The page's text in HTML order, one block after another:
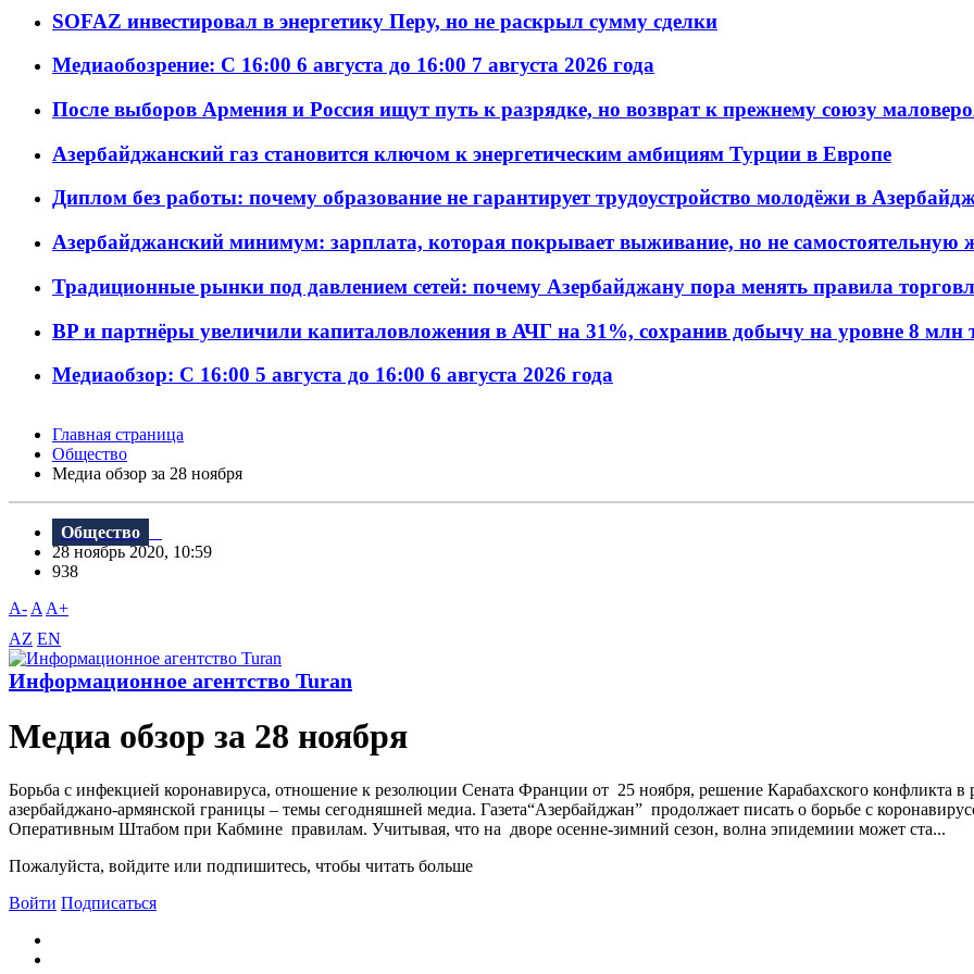
SOFAZ инвестировал в энергетику Перу, но не раскрыл сумму сделки
Медиаобозрение: С 16:00 6 августа до 16:00 7 августа 2026 года
После выборов Армения и Россия ищут путь к разрядке, но возврат к прежнему союзу
Азербайджанский газ становится ключом к энергетическим амбициям Турции в Европе
Диплом без работы: почему образование не гарантирует трудоустройство молодёжи в
Азербайджанский минимум: зарплата, которая покрывает выживание, но не самостоятельную
Традиционные рынки под давлением сетей: почему Азербайджану пора менять правила
BP и партнёры увеличили капиталовложения в АЧГ на 31%, сохранив добычу на уровне 8 млн
Медиаобзор: С 16:00 5 августа до 16:00 6 августа 2026 года
Главная страница
Общество
Meдиа обзор за 28 ноября
Общество
28 ноябрь 2020, 10:59
938
A- A A+
AZ EN
Информационное агентство Turan
Meдиа обзор за 28 ноября
Борьба с инфекцией коронавируса, отношение к резолюции Сената Франции от 25 ноября, решение Карабахского конфликта в
азербайджано-армянской границы – темы сегодняшней медиа. Газета“Aзербайджан” продолжает писать о борьбе с
Оперативным Штабом при Кабмине правилам. Учитывая, что на дворе осенне-зимний сезон, волна эпидемиии может ста...
Пожалуйста, войдите или подпишитесь, чтобы читать больше
Войти Подписаться